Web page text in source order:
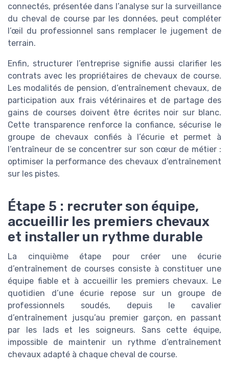
connectés, présentée dans l’analyse sur la surveillance
du cheval de course par les données, peut compléter
l’œil du professionnel sans remplacer le jugement de
terrain.
Enfin, structurer l’entreprise signifie aussi clarifier les
contrats avec les propriétaires de chevaux de course.
Les modalités de pension, d’entraînement chevaux, de
participation aux frais vétérinaires et de partage des
gains de courses doivent être écrites noir sur blanc.
Cette transparence renforce la confiance, sécurise le
groupe de chevaux confiés à l’écurie et permet à
l’entraîneur de se concentrer sur son cœur de métier :
optimiser la performance des chevaux d’entraînement
sur les pistes.
Étape 5 : recruter son équipe,
accueillir les premiers chevaux
et installer un rythme durable
La cinquième étape pour créer une écurie
d’entraînement de courses consiste à constituer une
équipe fiable et à accueillir les premiers chevaux. Le
quotidien d’une écurie repose sur un groupe de
professionnels soudés, depuis le cavalier
d’entraînement jusqu’au premier garçon, en passant
par les lads et les soigneurs. Sans cette équipe,
impossible de maintenir un rythme d’entraînement
chevaux adapté à chaque cheval de course.